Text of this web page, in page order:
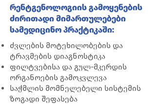
რენტგენოლოგიის გამოყენების
ძირითადი მიმართულებები
სამედიცინო პრაქტიკაში:
ძვლების მოტეხილობების და
ტრავმების დიაგნოსტიკა
ფილტვებისა და გულ-მკერდის
ორგანოების გამოკვლევა
საჭმლის მომნელებელი სისტემის
ზოგადი შეფასება